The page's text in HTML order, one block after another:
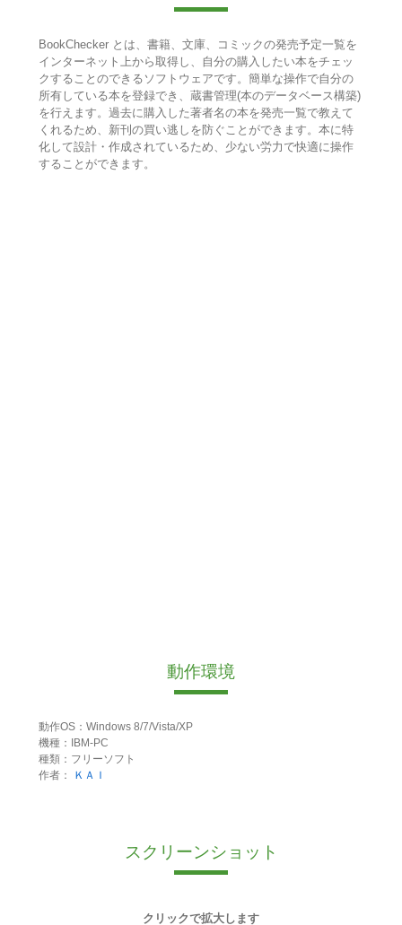
BookChecker とは、書籍、文庫、コミックの発売予定一覧を
インターネット上から取得し、自分の購入したい本をチェッ
クすることのできるソフトウェアです。簡単な操作で自分の
所有している本を登録でき、蔵書管理(本のデータベース構築)
を行えます。過去に購入した著者名の本を発売一覧で教えて
くれるため、新刊の買い逃しを防ぐことができます。本に特
化して設計・作成されているため、少ない労力で快適に操作
することができます。
動作環境
動作OS：Windows 8/7/Vista/XP
機種：IBM-PC
種類：フリーソフト
作者：
ＫＡＩ
スクリーンショット
クリックで拡大します